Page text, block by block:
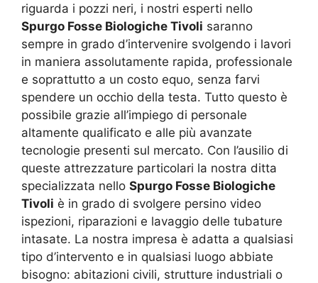
riguarda i pozzi neri, i nostri esperti nello
Spurgo Fosse Biologiche Tivoli saranno
sempre in grado d’intervenire svolgendo i lavori
in maniera assolutamente rapida, professionale
e soprattutto a un costo equo, senza farvi
spendere un occhio della testa. Tutto questo è
possibile grazie all’impiego di personale
altamente qualificato e alle più avanzate
tecnologie presenti sul mercato. Con l’ausilio di
queste attrezzature particolari la nostra ditta
specializzata nello Spurgo Fosse Biologiche
Tivoli è in grado di svolgere persino video
ispezioni, riparazioni e lavaggio delle tubature
intasate. La nostra impresa è adatta a qualsiasi
tipo d’intervento e in qualsiasi luogo abbiate
bisogno: abitazioni civili, strutture industriali o